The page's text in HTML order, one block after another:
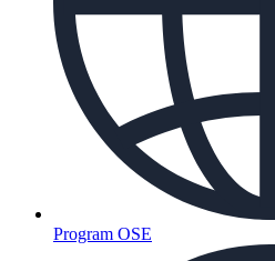
Program OSE